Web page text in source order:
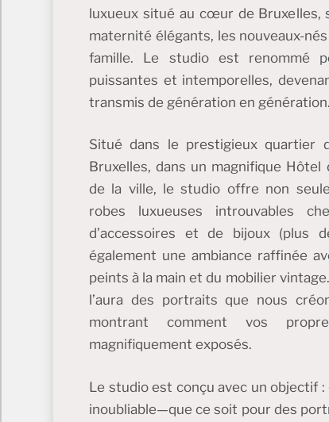
luxueux situé au cœur de Bruxelles,
maternité élégants, les nouveaux-
famille. Le studio est renommé
puissantes et intemporelles,
transmis de génération en génération.
Situé dans le prestigieux quartier
Bruxelles, dans un magnifique
de la ville, le studio offre non
robes luxueuses introuvables
d’accessoires et de bijoux (plus
également une ambiance raffinée
peints à la main et du mobilier
l’aura des portraits que nous
montrant comment vos
magnifiquement exposés.
Le studio est conçu avec un objectif
inoubliable—que ce soit pour des